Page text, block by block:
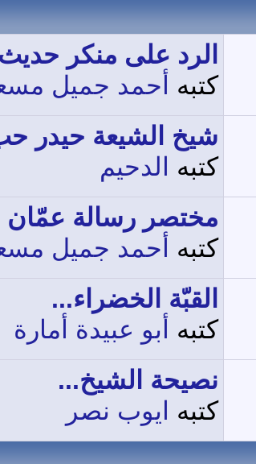
الرد على منكر
كتبه
أحمد جميل
شيخ الشيعة حيدر
كتبه
الدحيم
مختصر رسالة عمّان
كتبه
أحمد جميل
القبّة الخضراء...
كتبه
أبو عبيدة أمارة
نصيحة الشيخ...
كتبه
ايوب نصر